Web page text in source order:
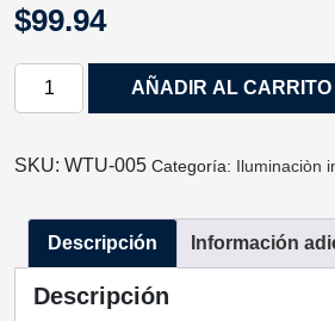
$99.94
TUBO
BASE
1.2M
TRANSPARENTE
18W
BLANCO
AÑADIR AL CARRITO
SKU: WTU‐005 Categoría: Iluminaciòn
Descripción Información
Descripción